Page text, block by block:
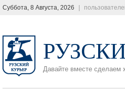
Суббота, 8 Августа, 2026
Давайте вместе сделаем